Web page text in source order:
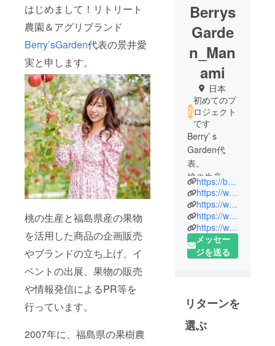
はじめまして！リトリート
農園＆アグリブランド
Berry’sGarden代表の景井愛
実と申します。
桃の生産と福島県産の果物
を活用した商品の企画販売
やブランドの立ち上げ、イ
ベントの出展、果物の販売
や情報発信によるPR等を
行っています。
2007年に、福島県の果樹農
Berrys
Garde
n_Man
ami
日本
初めてのプ
ロジェクト
です
Berry’ s
Garden代
表。
桃の生産と
福島県産の
果物を活用
した商品の
企画販売や
イベントの
出展、果物
るPR等を
行ってい
る。
https://berrys-garden.com/
https://www.facebook.com/loveberrysgarden
https://www.instagram.com/berrysgarden_official
https://www.facebook.com/mana.love.berry
https://www.instagram.com/manamiberry/
メッセー
ジを送る
リターンを
選ぶ